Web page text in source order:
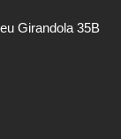
Girandola 35B